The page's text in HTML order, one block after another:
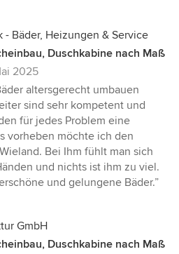
- Bäder, Heizungen & Service
Duschkabine nach Maß
2025
altersgerecht umbauen
sind sehr kompetent und
für jedes Problem eine
vorheben möchte ich den
Bei Ihm fühlt man sich
und nichts ist ihm zu viel.
und gelungene Bäder.”
GmbH
Duschkabine nach Maß